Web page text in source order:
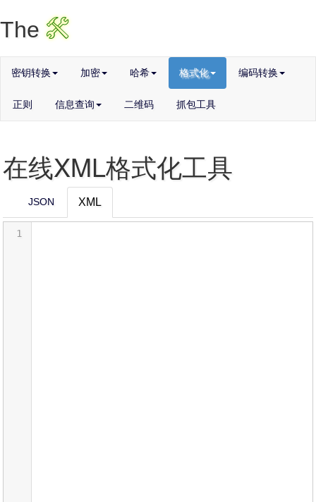
TheX
密钥转换 加密 哈希 格式化 编码转换
正则 信息查询 二维码 抓包工具
在线XML格式化工具
JSON XML
1